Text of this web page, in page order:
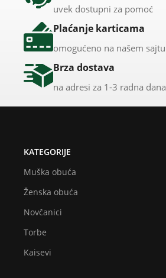
uvek dostupni za pomoć
Plaćanje karticama
omogućeno na našem sajtu
Brza dostava
na adresi za 1-3 radna dana
KATEGORIJE
Muška obuća
Ženska obuća
Novčanici
Torbe
Kaisevi